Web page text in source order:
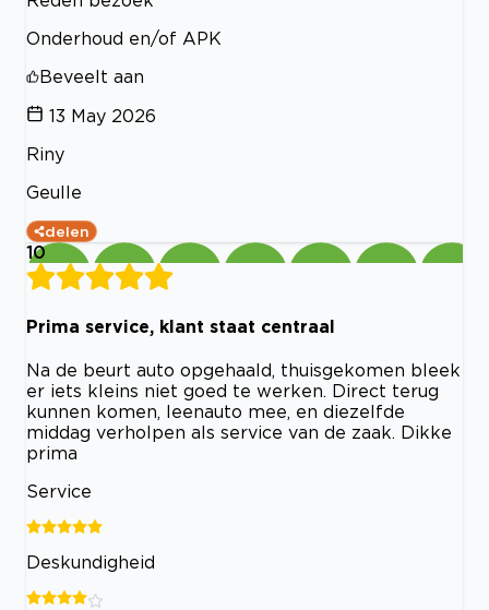
Onderhoud en/of APK
Beveelt aan
13 May 2026
Riny
Geulle
delen
10
Prima service, klant staat centraal
Na de beurt auto opgehaald, thuisgekomen bleek
er iets kleins niet goed te werken. Direct terug
kunnen komen, leenauto mee, en diezelfde
middag verholpen als service van de zaak. Dikke
prima
Service
Deskundigheid